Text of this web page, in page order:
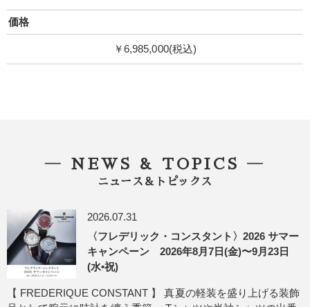
価格
￥6,985,000(税込)
― NEWS & TOPICS ―
ニュース＆トピックス
2026.07.31
〈フレデリック・コンスタント〉2026 サマー
キャンペーン 2026年8月7日(金)〜9月23日
(水•祝)
【 FREDERIQUE CONSTANT 】 真夏の軽装を盛り上げる装飾